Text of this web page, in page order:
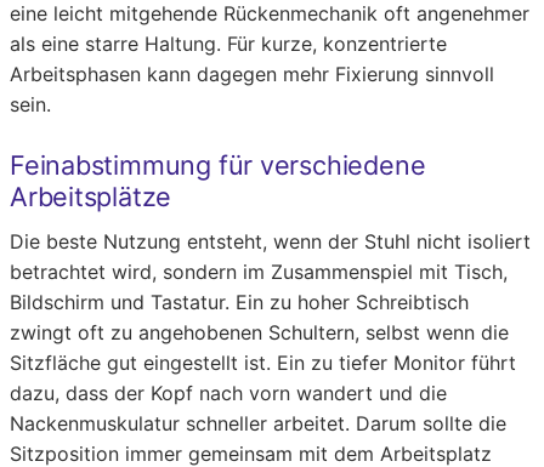
eine leicht mitgehende Rückenmechanik oft angenehmer
als eine starre Haltung. Für kurze, konzentrierte
Arbeitsphasen kann dagegen mehr Fixierung sinnvoll
sein.
Feinabstimmung für verschiedene
Arbeitsplätze
Die beste Nutzung entsteht, wenn der Stuhl nicht isoliert
betrachtet wird, sondern im Zusammenspiel mit Tisch,
Bildschirm und Tastatur. Ein zu hoher Schreibtisch
zwingt oft zu angehobenen Schultern, selbst wenn die
Sitzfläche gut eingestellt ist. Ein zu tiefer Monitor führt
dazu, dass der Kopf nach vorn wandert und die
Nackenmuskulatur schneller arbeitet. Darum sollte die
Sitzposition immer gemeinsam mit dem Arbeitsplatz